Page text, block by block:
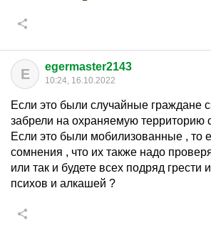
E egermaster2143
10:24, 16.10.2022
Если это были случайные граждане
забрели на охраняемую территорию
Если это были мобилизованные , то
сомнения , что их также надо
или так и будете всех подряд грести
психов и алкашей ?